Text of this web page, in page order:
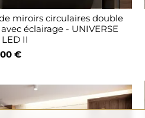
miroirs circulaires double
éclairage - UNIVERSE
II
€